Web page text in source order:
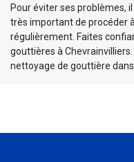
Pour éviter ses problèmes,
très important de procéder
régulièrement. Faites
gouttières à
nettoyage de gouttière